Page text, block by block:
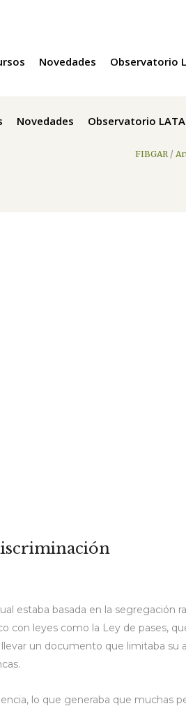
Novedades Observatorio
Novedades Observatorio
FIBGAR /
estaba basada en la segregación
con leyes como la Ley de pases,
un documento que limitaba su
lo que generaba que muchas